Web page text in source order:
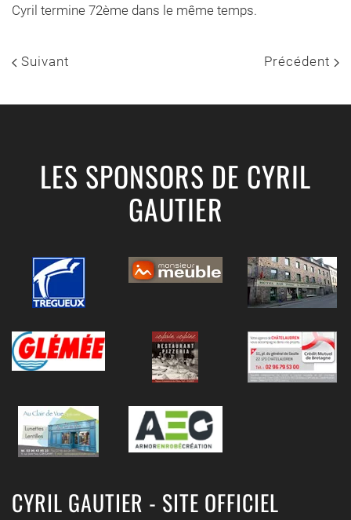
Cyril termine 72ème dans le même temps.
Suivant Précédent
LES SPONSORS DE CYRIL
GAUTIER
CYRIL GAUTIER - SITE OFFICIEL